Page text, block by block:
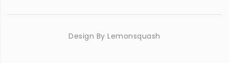
Design ByLemonsquash